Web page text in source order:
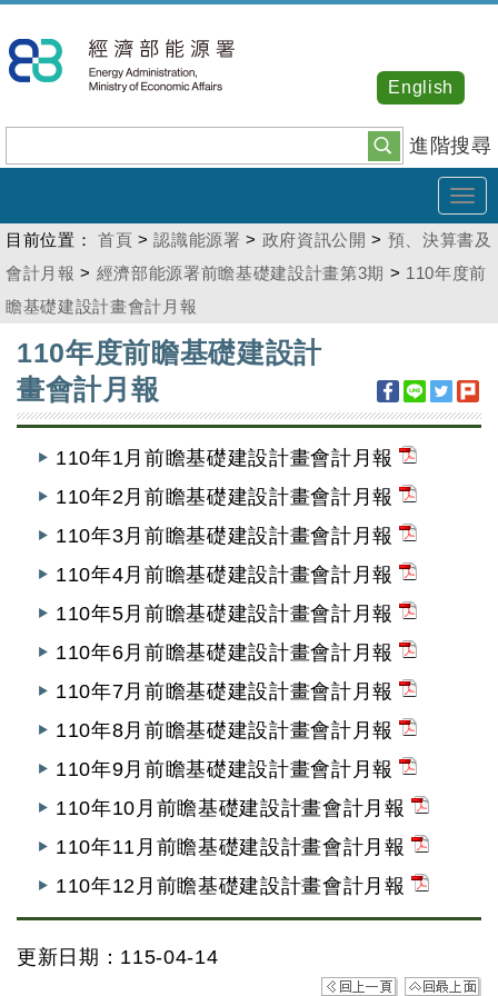
到
主
內
容
進階搜尋
English
目前位置： 首頁 >認識能源署 > 政府資訊公開 > 預、決算書及
會計月報 > 經濟部能源署前瞻基礎建設計畫第3期 > 110年度前
瞻基礎建設計畫會計月報
110年度前瞻基礎建設計
畫會計月報
110年1月前瞻基礎建設計畫會計月報
110年2月前瞻基礎建設計畫會計月報
110年3月前瞻基礎建設計畫會計月報
110年4月前瞻基礎建設計畫會計月報
110年5月前瞻基礎建設計畫會計月報
110年6月前瞻基礎建設計畫會計月報
110年7月前瞻基礎建設計畫會計月報
110年8月前瞻基礎建設計畫會計月報
110年9月前瞻基礎建設計畫會計月報
110年10月前瞻基礎建設計畫會計月報
110年11月前瞻基礎建設計畫會計月報
110年12月前瞻基礎建設計畫會計月報
更新日期：115-04-14